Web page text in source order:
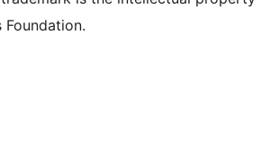
Foundation.